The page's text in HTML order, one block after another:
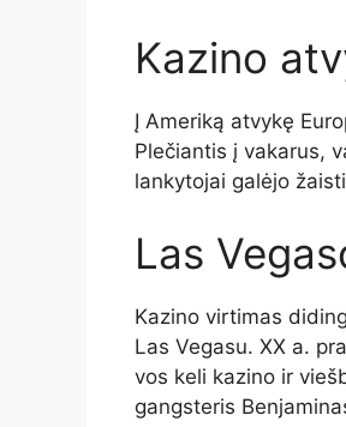
Kazino
Į Ameriką atvykę
Plečiantis į vakarus,
lankytojai galėjo
Las
Kazino virtimas
Las Vegasu. XX a.
vos keli kazino ir
gangsteris